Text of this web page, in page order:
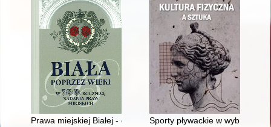
Prawa miejskiej Białej - od Augusta II do Józefa II
Sporty pływackie w wybranych